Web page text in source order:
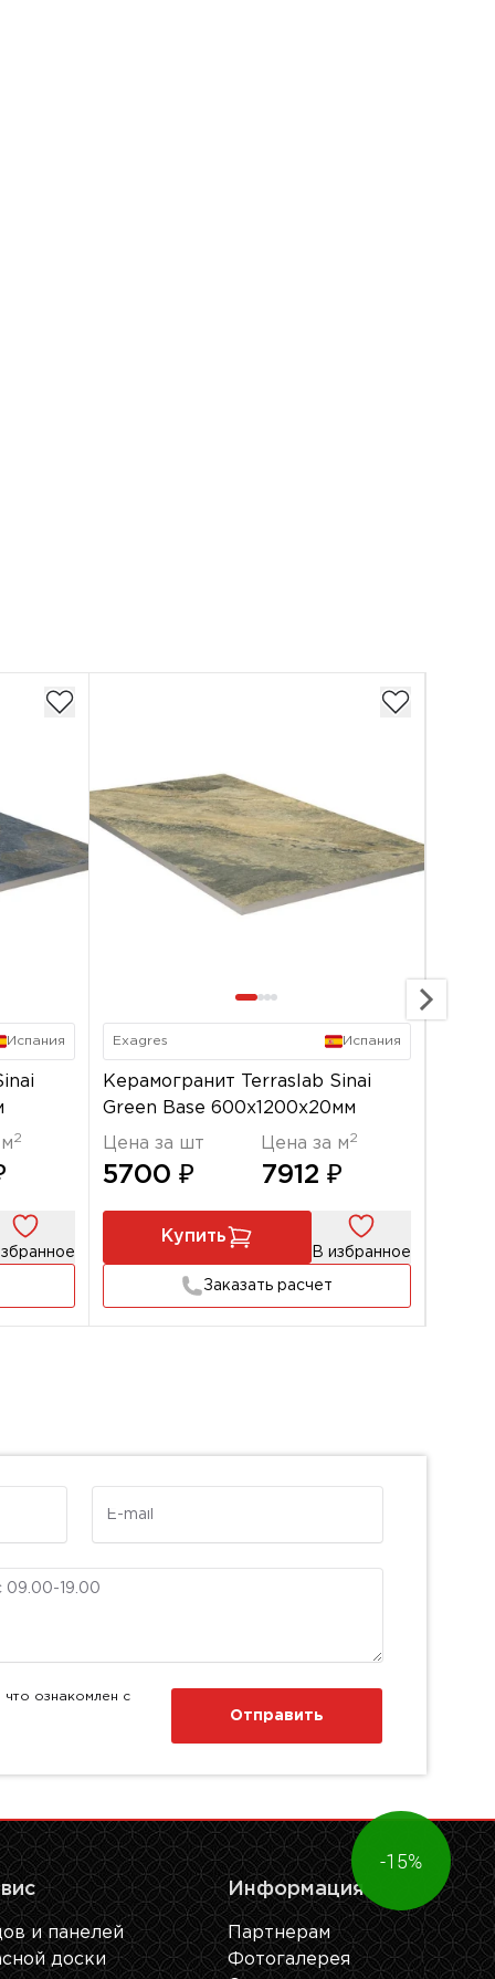
Испания
2
Exagres Испания
Керамогранит Terraslab Sinai
Green Base 600x1200х20мм
Цена за шт
5700 ₽
Цена за м2
7912 ₽
Купить
В избранное
Заказать расчет
ознакомлен с
Отправить
и панелей
доски
Информация
Партнерам
Фотогалерея
-15%